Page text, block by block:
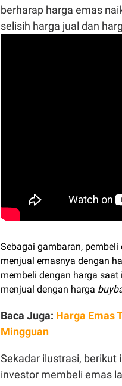
berharap harga emas
selisih harga jual dan
Sebagai gambaran,
menjual emasnya dengan
membeli dengan harga
menjual dengan harga
Baca Juga: Harga Emas
Mingguan
Sekadar ilustrasi, berikut
investor membeli emas